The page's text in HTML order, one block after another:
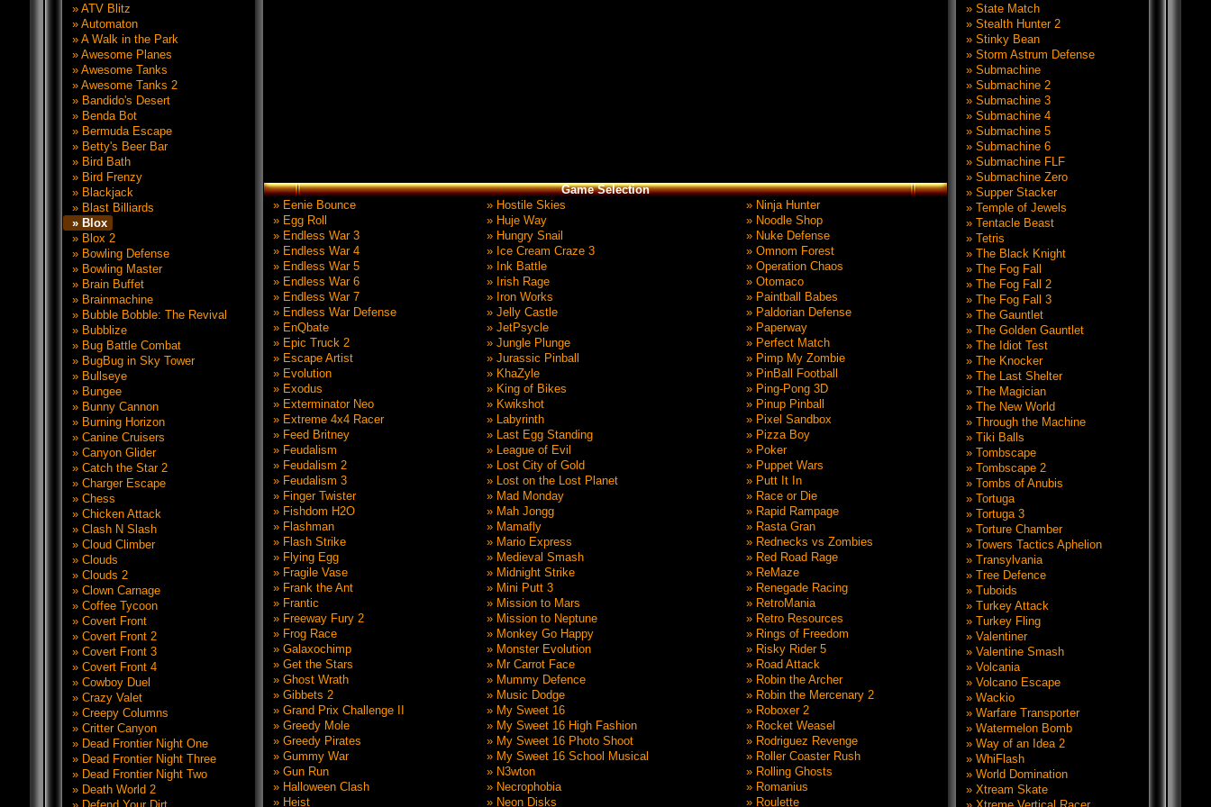
» ATV Blitz
» Automaton
» A Walk in the Park
» Awesome Planes
» Awesome Tanks
» Awesome Tanks 2
» Bandido's Desert
» Benda Bot
» Bermuda Escape
» Betty's Beer Bar
» Bird Bath
» Bird Frenzy
» Blackjack
» Blast Billiards
» Blox
» Blox 2
» Bowling Defense
» Bowling Master
» Brain Buffet
» Brainmachine
» Bubble Bobble: The Revival
» Bubblize
» Bug Battle Combat
» BugBug in Sky Tower
» Bullseye
» Bungee
» Bunny Cannon
» Burning Horizon
» Canine Cruisers
» Canyon Glider
» Catch the Star 2
» Charger Escape
» Chess
» Chicken Attack
» Clash N Slash
» Cloud Climber
» Clouds
» Clouds 2
» Clown Carnage
» Coffee Tycoon
» Covert Front
» Covert Front 2
» Covert Front 3
» Covert Front 4
» Cowboy Duel
» Crazy Valet
» Creepy Columns
» Critter Canyon
» Dead Frontier Night One
» Dead Frontier Night Three
» Dead Frontier Night Two
» Death World 2
Game Selection
» Eenie Bounce
» Egg Roll
» Endless War 3
» Endless War 4
» Endless War 5
» Endless War 6
» Endless War 7
» Endless War Defense
» EnQbate
» Epic Truck 2
» Escape Artist
» Evolution
» Exodus
» Exterminator Neo
» Extreme 4x4 Racer
» Feed Britney
» Feudalism
» Feudalism 2
» Feudalism 3
» Finger Twister
» Fishdom H2O
» Flashman
» Flash Strike
» Flying Egg
» Fragile Vase
» Frank the Ant
» Frantic
» Freeway Fury 2
» Frog Race
» Galaxochimp
» Get the Stars
» Ghost Wrath
» Gibbets 2
» Grand Prix Challenge II
» Greedy Mole
» Greedy Pirates
» Gummy War
» Gun Run
» Halloween Clash
» Heist
» Hostile Skies
» Huje Way
» Hungry Snail
» Ice Cream Craze 3
» Ink Battle
» Irish Rage
» Iron Works
» Jelly Castle
» JetPsycle
» Jungle Plunge
» Jurassic Pinball
» KhaZyle
» King of Bikes
» Kwikshot
» Labyrinth
» Last Egg Standing
» League of Evil
» Lost City of Gold
» Lost on the Lost Planet
» Mad Monday
» Mah Jongg
» Mamafly
» Mario Express
» Medieval Smash
» Midnight Strike
» Mini Putt 3
» Mission to Mars
» Mission to Neptune
» Monkey Go Happy
» Monster Evolution
» Mr Carrot Face
» Mummy Defence
» Music Dodge
» My Sweet 16
» My Sweet 16 High Fashion
» My Sweet 16 Photo Shoot
» My Sweet 16 School Musical
» N3wton
» Necrophobia
» Neon Disks
» Ninja Hunter
» Noodle Shop
» Nuke Defense
» Omnom Forest
» Operation Chaos
» Otomaco
» Paintball Babes
» Paldorian Defense
» Paperway
» Perfect Match
» Pimp My Zombie
» PinBall Football
» Ping-Pong 3D
» Pinup Pinball
» Pixel Sandbox
» Pizza Boy
» Poker
» Puppet Wars
» Putt It In
» Race or Die
» Rapid Rampage
» Rasta Gran
» Rednecks vs Zombies
» Red Road Rage
» ReMaze
» Renegade Racing
» RetroMania
» Retro Resources
» Rings of Freedom
» Risky Rider 5
» Road Attack
» Robin the Archer
» Robin the Mercenary 2
» Roboxer 2
» Rocket Weasel
» Rodriguez Revenge
» Roller Coaster Rush
» Rolling Ghosts
» Romanius
» Roulette
» State Match
» Stealth Hunter 2
» Stinky Bean
» Storm Astrum Defense
» Submachine
» Submachine 2
» Submachine 3
» Submachine 4
» Submachine 5
» Submachine 6
» Submachine FLF
» Submachine Zero
» Supper Stacker
» Temple of Jewels
» Tentacle Beast
» Tetris
» The Black Knight
» The Fog Fall
» The Fog Fall 2
» The Fog Fall 3
» The Gauntlet
» The Golden Gauntlet
» The Idiot Test
» The Knocker
» The Last Shelter
» The Magician
» The New World
» Through the Machine
» Tiki Balls
» Tombscape
» Tombscape 2
» Tombs of Anubis
» Tortuga
» Tortuga 3
» Torture Chamber
» Towers Tactics Aphelion
» Transylvania
» Tree Defence
» Tuboids
» Turkey Attack
» Turkey Fling
» Valentiner
» Valentine Smash
» Volcania
» Volcano Escape
» Wackio
» Warfare Transporter
» Watermelon Bomb
» Way of an Idea 2
» WhiFlash
» World Domination
» Xtream Skate